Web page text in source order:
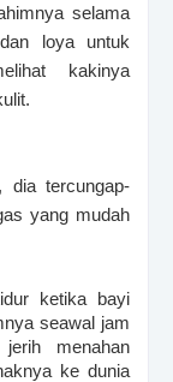
selama
loya untuk
kakinya
dia tercungap-
yang mudah
ketika bayi
seawal jam
menahan
ke dunia